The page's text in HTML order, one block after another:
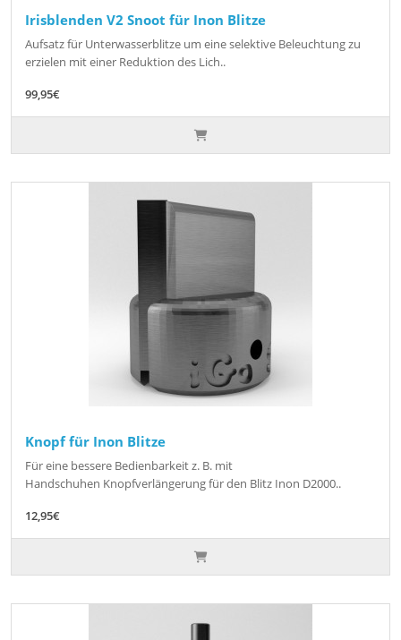
Irisblenden V2 Snoot für Inon Blitze
Aufsatz für Unterwasserblitze um eine selektive Beleuchtung zu
erzielen mit einer Reduktion des Lich..
99,95€
Knopf für Inon Blitze
Für eine bessere Bedienbarkeit z. B. mit
Handschuhen Knopfverlängerung für den Blitz Inon D2000..
12,95€